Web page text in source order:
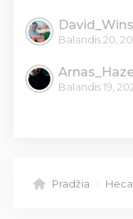
Balandis 20,
Balandis 19,
Pradžia